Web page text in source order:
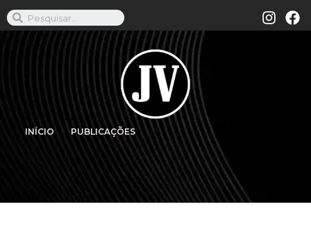
INÍCIO PUBLICAÇÕES